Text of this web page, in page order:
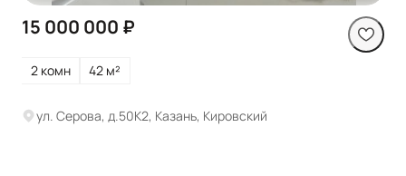
15 000 000 ₽
2 комн 42 м²
ул. Серова, д.50К2, Казань, Кировский